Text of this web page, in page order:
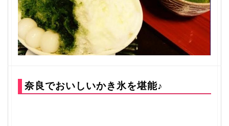
奈良でおいしいかき氷を堪能♪